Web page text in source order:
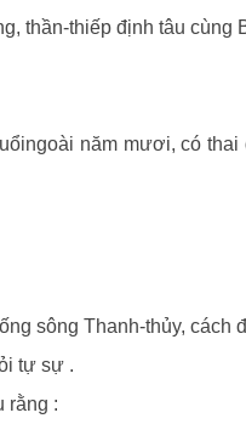
thần-thiếp định tâu cùng
năm mươi, có
sông Thanh-thủy, cách
tự sự .
rằng :